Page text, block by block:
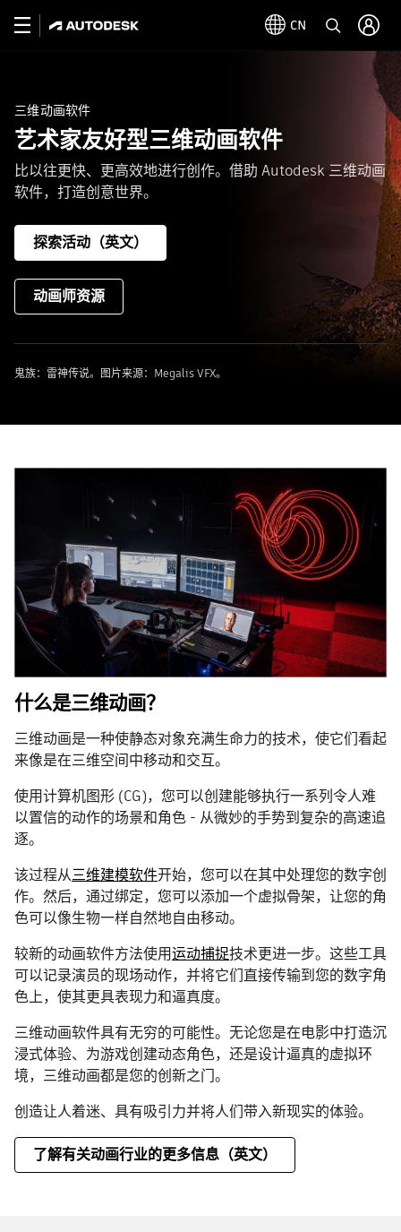
CN
三维动画软件
艺术家友好型三维动画软件
比以往更快、更高效地进行创作。借助 Autodesk 三维动画
软件，打造创意世界。
探索活动（英文）
动画师资源
鬼族：雷神传说。图片来源：Megalis VFX。
什么是三维动画？
三维动画是一种使静态对象充满生命力的技术，使它们看起
来像是在三维空间中移动和交互。
使用计算机图形 (CG)，您可以创建能够执行一系列令人难
以置信的动作的场景和角色 - 从微妙的手势到复杂的高速追
逐。
该过程从三维建模软件开始，您可以在其中处理您的数字创
作。然后，通过绑定，您可以添加一个虚拟骨架，让您的角
色可以像生物一样自然地自由移动。
较新的动画软件方法使用运动捕捉技术更进一步。这些工具
可以记录演员的现场动作，并将它们直接传输到您的数字角
色上，使其更具表现力和逼真度。
三维动画软件具有无穷的可能性。无论您是在电影中打造沉
浸式体验、为游戏创建动态角色，还是设计逼真的虚拟环
境，三维动画都是您的创新之门。
创造让人着迷、具有吸引力并将人们带入新现实的体验。
了解有关动画行业的更多信息（英文）